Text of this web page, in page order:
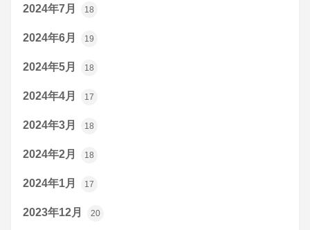
2024年7月 18
2024年6月 19
2024年5月 18
2024年4月 17
2024年3月 18
2024年2月 18
2024年1月 17
2023年12月 20